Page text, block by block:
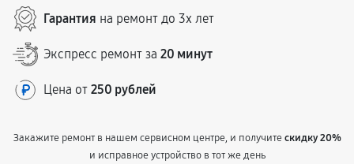
Гарантия на ремонт до 3х лет
Экспресс ремонт за 20 минут
Цена от 250 рублей
Закажите ремонт в нашем сервисном центре, и получитескидку 20%
и исправное устройство в тот же день